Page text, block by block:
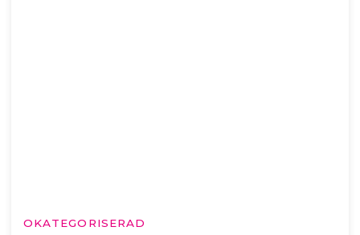
OKATEGORISERAD